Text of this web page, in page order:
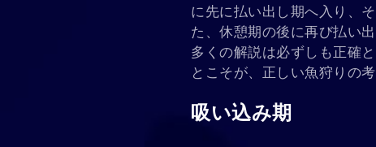
に先に払い出し期へ入り、
た、休憩期の後に再び払い
多くの解説は必ずしも正確
とこそが、正しい魚狩りの考
吸い込み期